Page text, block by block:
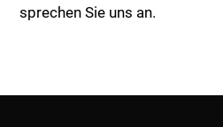
sprechen Sie uns an.